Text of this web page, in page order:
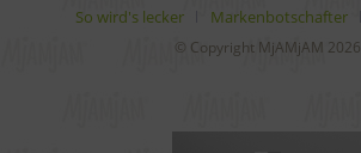
So wird's lecker
Markenbotschafter
© Copyright MjAMjAM 2026